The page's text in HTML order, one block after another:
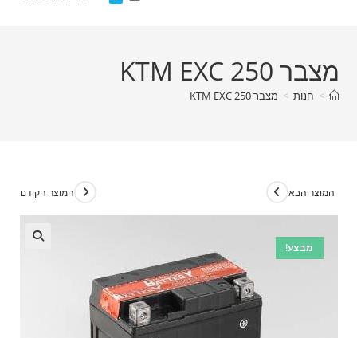
מצבר KTM EXC 250
> חנות > מצבר KTM EXC 250
מבצע!
המוצר הקודם המוצר הבא